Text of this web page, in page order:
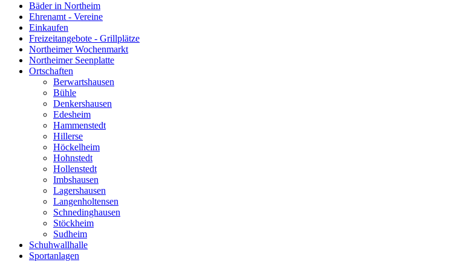
Bäder in Northeim
Ehrenamt - Vereine
Einkaufen
Freizeitangebote - Grillplätze
Northeimer Wochenmarkt
Northeimer Seenplatte
Ortschaften
Berwartshausen
Bühle
Denkershausen
Edesheim
Hammenstedt
Hillerse
Höckelheim
Hohnstedt
Hollenstedt
Imbshausen
Lagershausen
Langenholtensen
Schnedinghausen
Stöckheim
Sudheim
Schuhwallhalle
Sportanlagen